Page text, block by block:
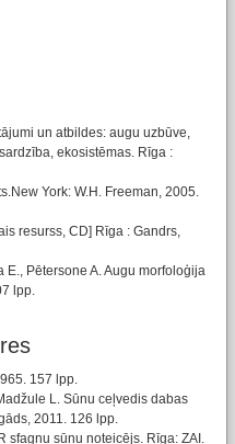
un atbildes: augu uzbūve,
ekosistēmas. Rīga :
York: W.H. Freeman, 2005.
resurss, CD] Rīga : Gandrs,
E., Pētersone A. Augu morfoloģija
lpp.
157 lpp.
L. Sūnu ceļvedis dabas
2011. 126 lpp.
sfagnu sūnu noteicējs. Rīga: ZAI.